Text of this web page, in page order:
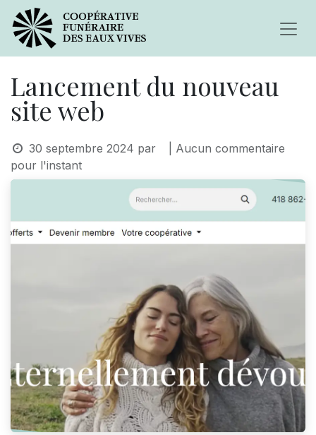
Lancement du nouveau
site web
30 septembre 2024 par
| Aucun commentaire
pour l'instant